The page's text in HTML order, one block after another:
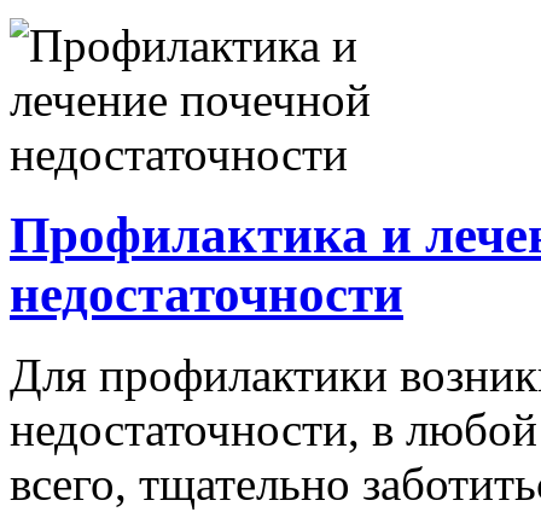
Профилактика и
недостаточности
Для профилактики
недостаточности, в
всего, тщательно